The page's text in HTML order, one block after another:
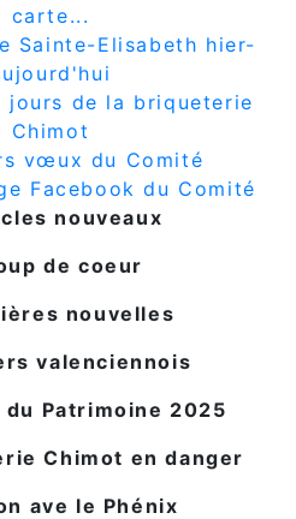
carte...
Sainte-Elisabeth hier-
jours de la briqueterie
Chimot
vœux du Comité
Facebook du Comité
nouveaux
de coeur
nouvelles
valenciennois
Patrimoine 2025
Chimot en danger
ave le Phénix